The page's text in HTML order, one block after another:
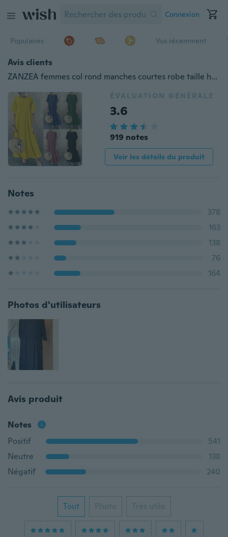
Connexion
Populaires Vus récemment
Avis clients
ZANZEA femmes col rond manches courtes robe taille haute à pois longue robe lâche
ÉVALUATION GÉNÉRALE
3.6
919 notes
Voir les détails du produit
Notes
378
163
138
76
164
Photos d'utilisateurs
Avis produit
Notes
Positif
541
Neutre
138
Négatif
240
Tout Photo Très utile